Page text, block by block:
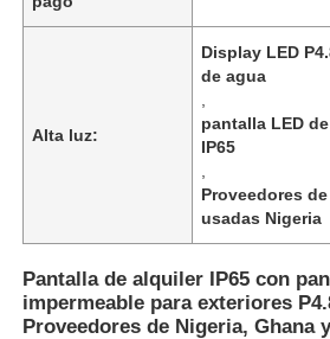
Alta luz:
Display LED
de agua
pantalla LED
IP65
Proveedores
usadas Nigeria
Pantalla de alquiler IP65 con
impermeable para exteriores
Proveedores de Nigeria, Ghana